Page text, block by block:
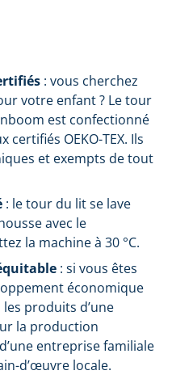
: vous cherchez
votre enfant ? Le tour
est confectionné
certifiés OEKO-TEX. Ils
et exempts de tout
: le tour du lit se lave
avec le
la machine à 30 °C.
: si vous êtes
économique
produits d’une
la production
entreprise familiale
d’œuvre locale.